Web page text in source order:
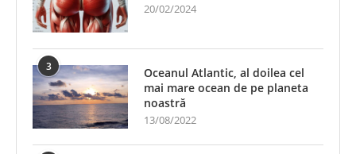
20/02/2024
3
Oceanul Atlantic, al doilea cel
mai mare ocean de pe planeta
noastră
13/08/2022